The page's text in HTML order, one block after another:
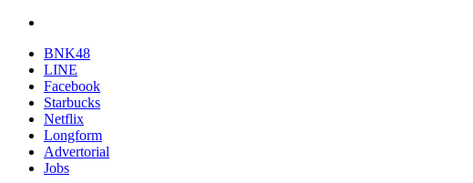
BNK48
LINE
Facebook
Starbucks
Netflix
Longform
Advertorial
Jobs